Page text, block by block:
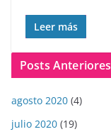
Leer más
Posts Anteriores
agosto 2020 (4)
julio 2020 (19)